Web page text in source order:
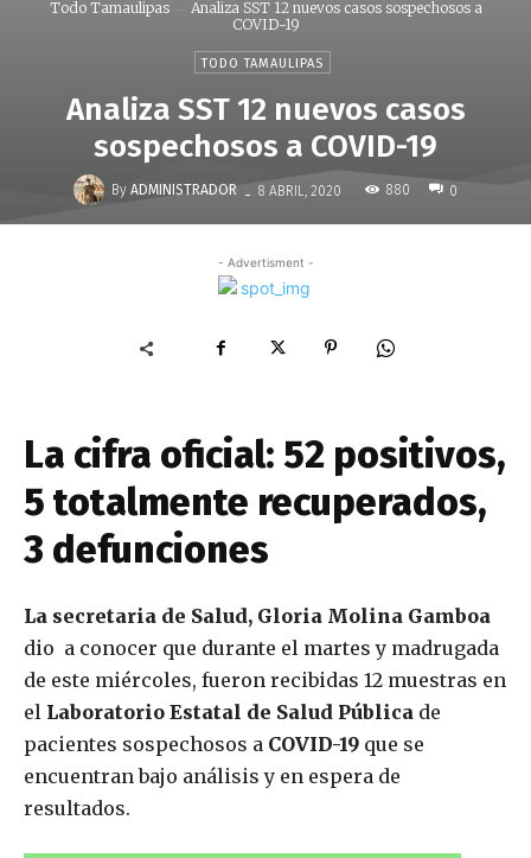
Todo Tamaulipas
Analiza SST 12 nuevos casos sospechosos a
COVID-19
TODO TAMAULIPAS
Analiza SST 12 nuevos casos
sospechosos a COVID-19
By ADMINISTRADOR - 8 ABRIL, 2020 880 0
- Advertisment -
La cifra oficial: 52 positivos,
5 totalmente recuperados,
3 defunciones
La secretaria de Salud, Gloria Molina Gamboa
dio a conocer que durante el martes y madrugada
de este miércoles, fueron recibidas 12 muestras en
el Laboratorio Estatal de Salud Pública de
pacientes sospechosos a COVID-19 que se
encuentran bajo análisis y en espera de
resultados.